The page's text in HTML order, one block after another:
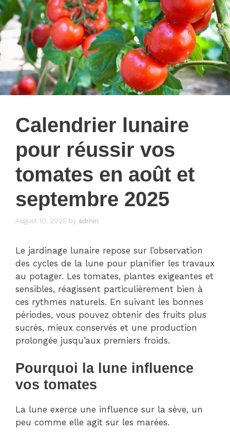
Calendrier lunaire
pour réussir vos
tomates en août et
septembre 2025
August 10, 2025 by admin
Le jardinage lunaire repose sur l’observation
des cycles de la lune pour planifier les travaux
au potager. Les tomates, plantes exigeantes et
sensibles, réagissent particulièrement bien à
ces rythmes naturels. En suivant les bonnes
périodes, vous pouvez obtenir des fruits plus
sucrés, mieux conservés et une production
prolongée jusqu’aux premiers froids.
Pourquoi la lune influence
vos tomates
La lune exerce une influence sur la sève, un
peu comme elle agit sur les marées.